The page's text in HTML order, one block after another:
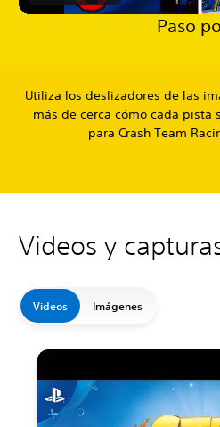
Paso
Utiliza los deslizadores de las
más de cerca cómo cada pista
para Crash Team
Videos y
Videos Imágenes